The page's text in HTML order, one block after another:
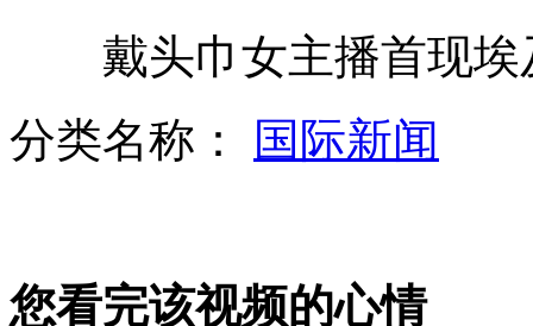
台风“布拉万”致朝鲜48人死亡
奢侈品展变味儿 搓澡巾竟成奢侈品
戴头巾女主播首现埃
分类名称：
国际新闻
您看完该视频的心情